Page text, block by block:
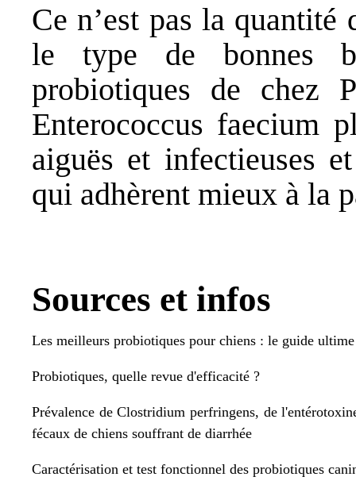
Ce n’est pas la
le type de bonnes
probiotiques de chez
Enterococcus faecium
aiguës et infectieuses
qui adhèrent mieux à la
Sources et infos
Les meilleurs probiotiques pour chiens : le guide ultime
Probiotiques, quelle revue d'efficacité ?
Prévalence de Clostridium perfringens, de
fécaux de chiens souffrant de diarrhée
Caractérisation et test fonctionnel des probiotiques